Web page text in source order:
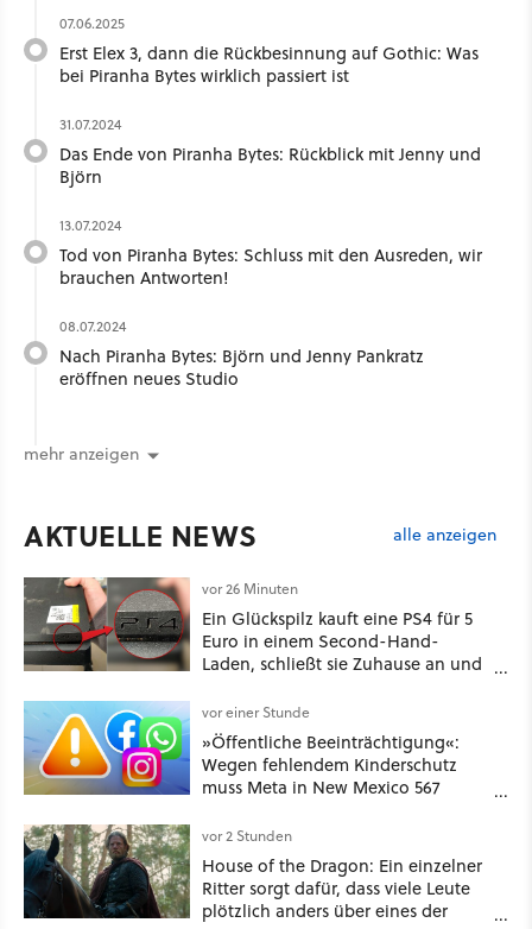
07.06.2025
Erst Elex 3, dann die Rückbesinnung auf Gothic: Was
bei Piranha Bytes wirklich passiert ist
31.07.2024
Das Ende von Piranha Bytes: Rückblick mit Jenny und
Björn
13.07.2024
Tod von Piranha Bytes: Schluss mit den Ausreden, wir
brauchen Antworten!
08.07.2024
Nach Piranha Bytes: Björn und Jenny Pankratz
eröffnen neues Studio
mehr anzeigen
AKTUELLE NEWS alle anzeigen
vor 26 Minuten
Ein Glückspilz kauft eine PS4 für 5
Euro in einem Second-Hand-
Laden, schließt sie Zuhause an und
funktionierende PlayStation [Best of
GameStar]
vor einer Stunde
»Öffentliche Beeinträchtigung«:
Wegen fehlendem Kinderschutz
muss Meta in New Mexico 567
vor 2 Stunden
House of the Dragon: Ein einzelner
Ritter sorgt dafür, dass viele Leute
plötzlich anders über eines der